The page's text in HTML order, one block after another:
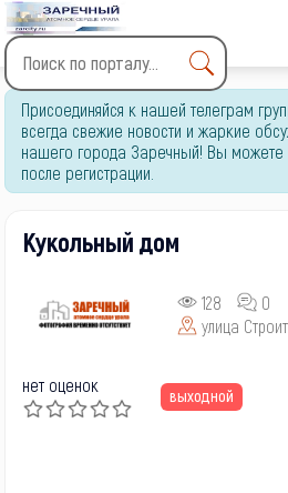
Type 2 or more characters
for results.
Присоединяйся к нашей телеграм
всегда свежие новости и жаркие
нашего города Заречный! Вы можете
после регистрации.
Кукольный дом
128
0
улица
нет оценок выходной